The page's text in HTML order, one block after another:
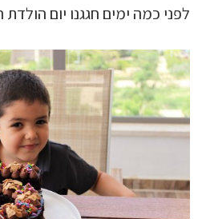
לפני כמה ימים חגגנו יום הולדת